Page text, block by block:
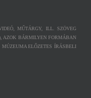
MŰTÁRGY, ILL. SZÖVEG
AZOK BÁRMILYEN FORMÁBAN
ELŐZETES ÍRÁSBELI